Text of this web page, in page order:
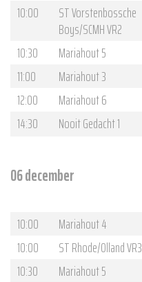
10:00
ST Vorstenbossche
Boys/SCMH VR2
10:30
Mariahout 5
11:00
Mariahout 3
12:00
Mariahout 6
14:30
Nooit Gedacht 1
06 december
10:00 Mariahout 4
10:00
ST Rhode/Olland VR3
10:30
Mariahout 5